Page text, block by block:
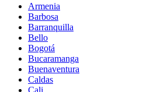
Armenia
Barbosa
Barranquilla
Bello
Bogotá
Bucaramanga
Buenaventura
Caldas
Cali